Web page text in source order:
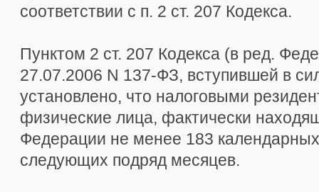
соответствии с п. 2 ст. 207 Кодекса.
Пунктом 2 ст. 207 Кодекса (в ред.
27.07.2006 N 137-ФЗ, вступившей в
установлено, что налоговыми
физические лица, фактически
Федерации не менее 183
следующих подряд месяцев.